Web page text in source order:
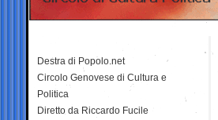
Destra di Popolo.net
Circolo Genovese di Cultura e
Politica
Diretto da Riccardo Fucile